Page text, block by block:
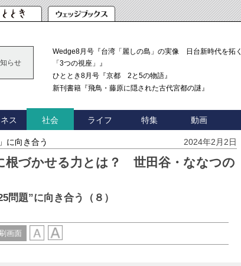
らせ
Wedge8月号『台湾「麗しの島」の実像 日台新時代を拓く
「3つの視座」』
ひととき8月号『京都 2と5の物語』
新刊書籍『飛鳥・藤原に隠された古代宮都の謎』
ス 社会 ライフ 特集 動画
に向き合う 2024年2月2日
根づかせる力とは？ 世田谷・ななつの
問題”に向き合う（８）
画面